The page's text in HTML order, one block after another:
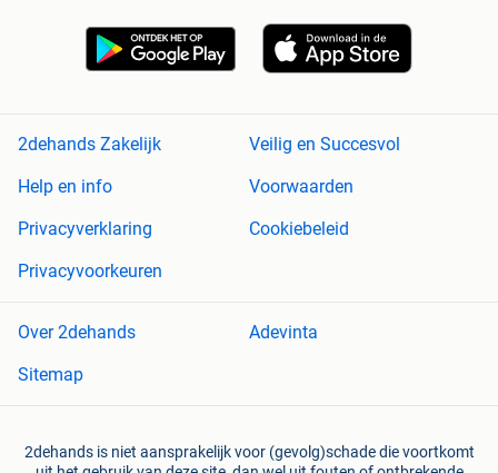
2dehands Zakelijk
Veilig en Succesvol
Help en info
Voorwaarden
Privacyverklaring
Cookiebeleid
Privacyvoorkeuren
Over 2dehands
Adevinta
Sitemap
2dehands is niet aansprakelijk voor (gevolg)schade die voortkomt